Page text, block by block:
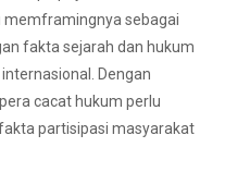
sebagai
fakta sejarah dan hukum
Dengan
cacat hukum perlu
partisipasi masyarakat